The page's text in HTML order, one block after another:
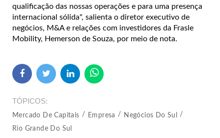
qualificação das nossas operações e para uma presença
internacional sólida", salienta o diretor executivo de
negócios, M&A e relações com investidores da Frasle
Mobility, Hemerson de Souza, por meio de nota.
TÓPICOS
Mercado De Capitais Empresa
Negócios Do Sul
Rio Grande Do Sul